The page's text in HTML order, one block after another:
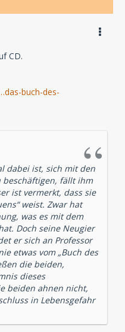
CD.
buch-des-
dabei ist, sich mit den
beschäftigen, fällt ihm
ist vermerkt, dass sie
weist. Zwar hat
was es mit dem
Doch seine Neugier
er sich an Professor
etwas vom „Buch des
die beiden,
dieses
beiden ahnen nicht,
in Lebensgefahr